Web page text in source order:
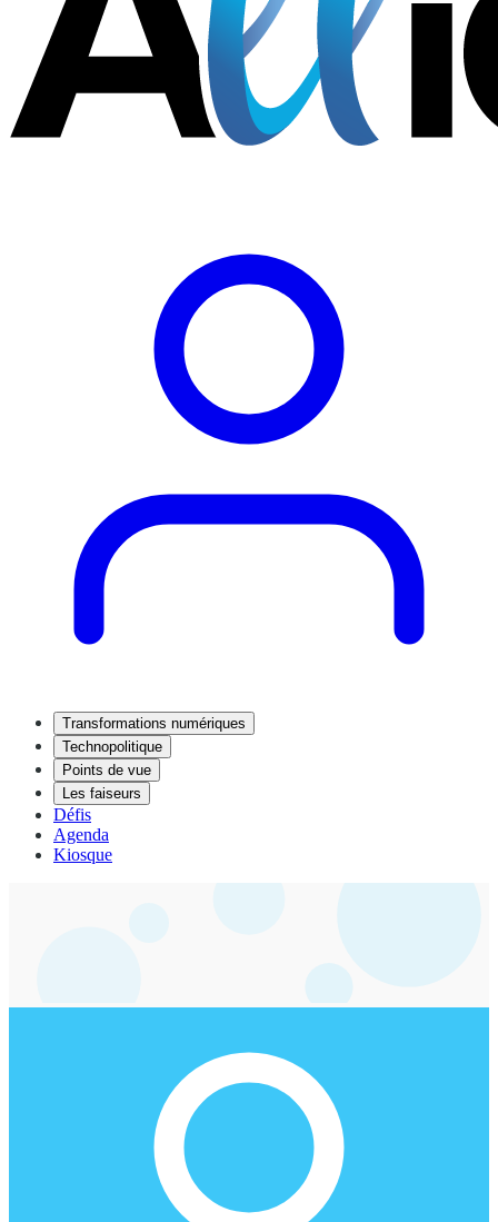
Transformations numériques
Technopolitique
Points de vue
Les faiseurs
Défis
Agenda
Kiosque